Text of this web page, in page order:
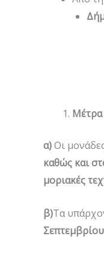
Μέτρα
α)Οι
καθώς και
μοριακές
β)Τα